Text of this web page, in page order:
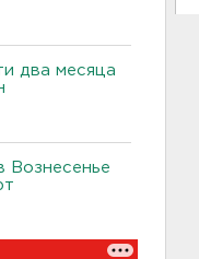
два месяца
Вознесенье